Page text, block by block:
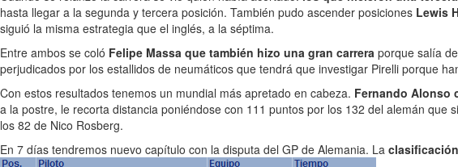
hasta llegar a la segunda y tercera posición. También pudo ascender posiciones Lewis
siguió la misma estrategia que el inglés, a la séptima.
Entre ambos se coló Felipe Massa que también hizo una gran carrera porque salía
perjudicados por los estallidos de neumáticos que tendrá que investigar Pirelli porque
Con estos resultados tenemos un mundial más apretado en cabeza. Fernando Alonso
a la postre, le recorta distancia poniéndose con 111 puntos por los 132 del alemán
los 82 de Nico Rosberg.
En 7 días tendremos nuevo capítulo con la disputa del GP de Alemania. La